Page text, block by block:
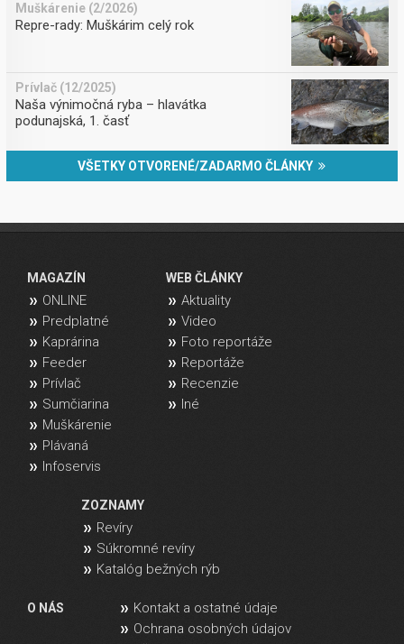
Muškárenie (2/2026)
Repre-rady: Muškárim celý rok
Prívlač (12/2025)
Naša výnimočná ryba – hlavátka
podunajská, 1. časť
VŠETKY OTVORENÉ/ZADARMO ČLÁNKY
MAGAZÍN
ONLINE
Predplatné
Kaprárina
Feeder
Prívlač
Sumčiarina
Muškárenie
Plávaná
Infoservis
WEB ČLÁNKY
Aktuality
Video
Foto reportáže
Reportáže
Recenzie
Iné
ZOZNAMY
Revíry
Súkromné revíry
Katalóg bežných rýb
O NÁS
Kontakt a ostatné údaje
Ochrana osobných údajov